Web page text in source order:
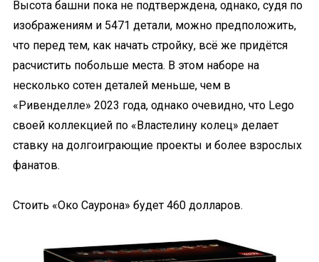
Высота башни пока не подтверждена, однако, судя по
изображениям и 5471 детали, можно предположить,
что перед тем, как начать стройку, всё же придётся
расчистить побольше места. В этом наборе на
несколько сотен деталей меньше, чем в
«Ривенделле» 2023 года, однако очевидно, что Lego
своей коллекцией по «Властелину колец» делает
ставку на долгоиграющие проекты и более взрослых
фанатов.
Стоить «Око Саурона» будет 460 долларов.